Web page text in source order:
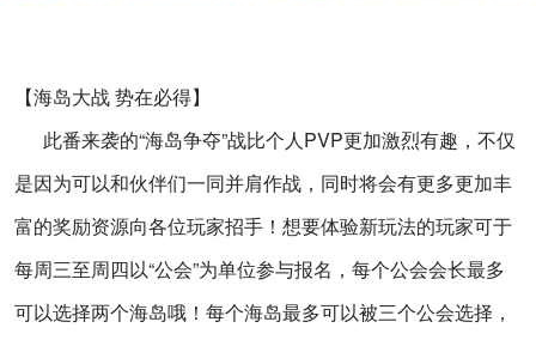
【海岛大战 势在必得】
此番来袭的“海岛争夺”战比个人PVP更加激烈有趣，不仅
是因为可以和伙伴们一同并肩作战，同时将会有更多更加丰
富的奖励资源向各位玩家招手！想要体验新玩法的玩家可于
每周三至周四以“公会”为单位参与报名，每个公会会长最多
可以选择两个海岛哦！每个海岛最多可以被三个公会选择，